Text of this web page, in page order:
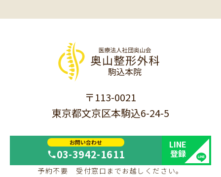
〒113-0021
東京都文京区本駒込6-24-5
お問い合わせ
03-3942-1611
LINE
登録
予約不要 受付窓口までお越しください。